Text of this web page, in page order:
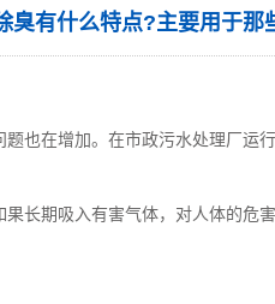
臭有什么特点?主要用于那
也在增加。在市政污水处理厂运
长期吸入有害气体，对人体的危害